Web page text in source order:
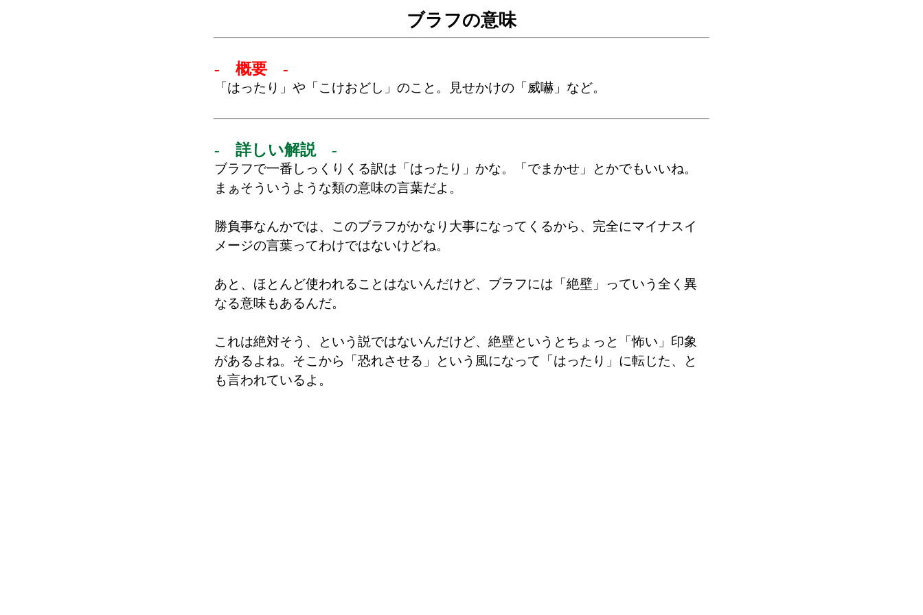
ブラフの意味
- 概要 -
「はったり」や「こけおどし」のこと。見せかけの「威嚇」など。
- 詳しい解説 -
ブラフで一番しっくりくる訳は「はったり」かな。「でまかせ」とかでもいいね。
まぁそういうような類の意味の言葉だよ。
勝負事なんかでは、このブラフがかなり大事になってくるから、完全にマイナスイ
メージの言葉ってわけではないけどね。
あと、ほとんど使われることはないんだけど、ブラフには「絶壁」っていう全く異
なる意味もあるんだ。
これは絶対そう、という説ではないんだけど、絶壁というとちょっと「怖い」印象
があるよね。そこから「恐れさせる」という風になって「はったり」に転じた、と
も言われているよ。